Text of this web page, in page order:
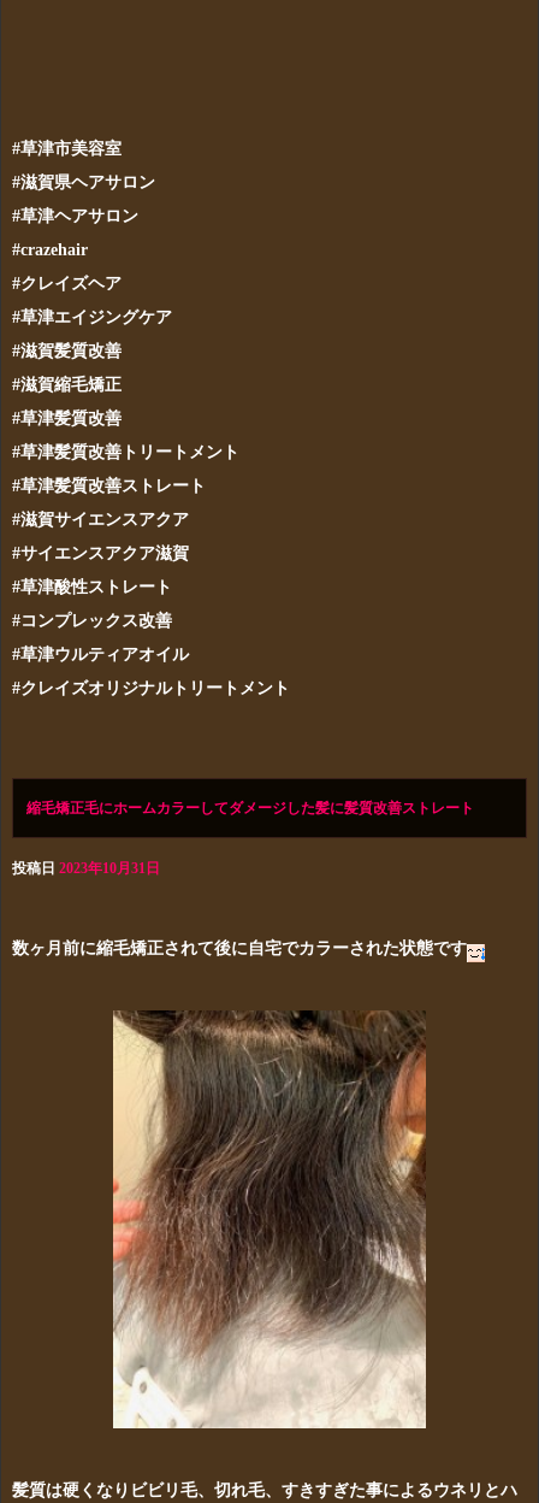
#草津市美容室
#滋賀県ヘアサロン
#草津ヘアサロン
#crazehair
#クレイズヘア
#草津エイジングケア
#滋賀髪質改善
#滋賀縮毛矯正
#草津髪質改善
#草津髪質改善トリートメント
#草津髪質改善ストレート
#滋賀サイエンスアクア
#サイエンスアクア滋賀
#草津酸性ストレート
#コンプレックス改善
#草津ウルティアオイル
#クレイズオリジナルトリートメント
縮毛矯正毛にホームカラーしてダメージした髪に髪質改善ストレート
投稿日 2023年10月31日
数ヶ月前に縮毛矯正されて後に自宅でカラーされた状態です
髪質は硬くなりビビリ毛、切れ毛、すきすぎた事によるウネリとハ